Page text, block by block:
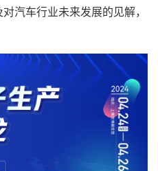
汽车行业未来发展的见解，